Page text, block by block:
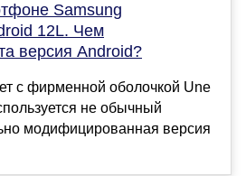
Samsung
12L. Чем
версия Android?
с фирменной оболочкой Une
не обычный
модифицированная версия